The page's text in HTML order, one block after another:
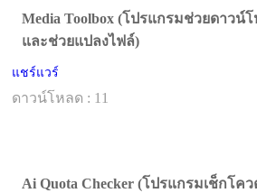
Media Toolbox (โปรแกรมช่วยดาวน์
และช่วยแปลงไฟล์)
แชร์แวร์
ดาวน์โหลด : 11
Ai Quota Checker (โปรแกรมเช็กโค